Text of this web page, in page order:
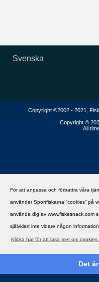
För att anpassa och förbättra våra
använder Sportfiskarna ”cookies” på
använda dig av www.fiskesnack.com
självklart inte vidare någon information
Klicka här för att läsa mer om
Det
Svenska
Copyright ©2002 - 2021,
Copyright ©
All